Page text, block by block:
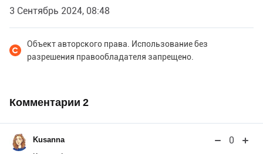
3 Сентябрь 2024, 08:48
Объект авторского права. Использование без
разрешения правообладателя запрещено.
Комментарии 2
Kusanna 0